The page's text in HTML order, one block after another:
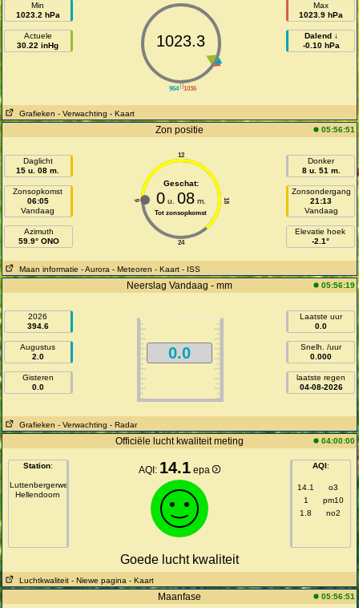
Min
1023.2 hPa
Actuele
30.22 inHg
||
964 1036
1023.3
Max
1023.9 hPa
Dalend ↓
-0.10 hPa
Grafieken - Verwachting - Kaart
Zon positie 05:56:51
Daglicht
15 u. 08 m.
Zonsopkomst
06:05
Vandaag
Azimuth
59.9° ONO
12
24
6 18
Geschat:
0u. 08m.
Tot zonsopkomst
Donker
8 u. 51 m.
Zonsondergang
21:13
Vandaag
Elevatie hoek
-2.1°
Maan informatie - Aurora - Meteoren - Kaart - ISS
Neerslag Vandaag - mm 05:56:19
2026
394.6
Augustus
2.0
Gisteren
0.0
0.0
Laatste uur
0.0
Snelh. /uur
0.000
laatste regen
04-08-2026
Grafieken - Verwachting - Radar
Officiële lucht kwaliteit meting 04:00:00
Station:
Luttenbergerweg
Hellendoorn
AQI: 14.1 epa AQI:
14.1
o3
1
pm10
1.8
no2
Goede lucht kwaliteit
Luchtkwaliteit - Niewe pagina - Kaart
Maanfase 05:56:51